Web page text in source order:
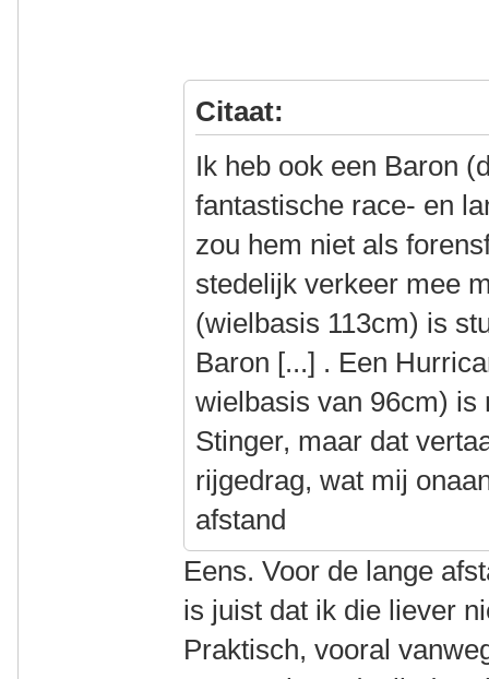
Citaat:
Ik heb ook een Baron
fantastische race- en
zou hem niet als
stedelijk verkeer mee
(wielbasis 113cm) is
Baron [...] . Een
wielbasis van 96cm) is
Stinger, maar dat
rijgedrag, wat mij
afstand
Eens. Voor de lange
is juist dat ik die liever
Praktisch, vooral